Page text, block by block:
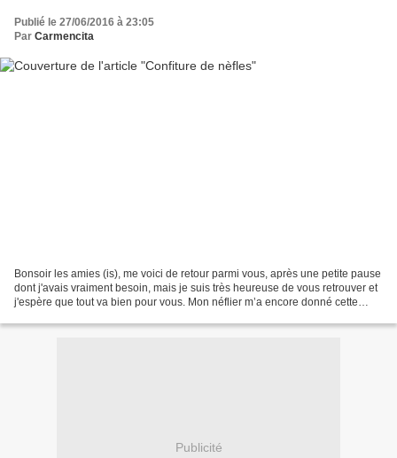
Publié le 27/06/2016 à 23:05
Par Carmencita
Bonsoir les amies (is), me voici de retour parmi vous, après une petite pause
dont j'avais vraiment besoin, mais je suis très heureuse de vous retrouver et
j'espère que tout va bien pour vous. Mon néflier m’a encore donné cette
Publicité